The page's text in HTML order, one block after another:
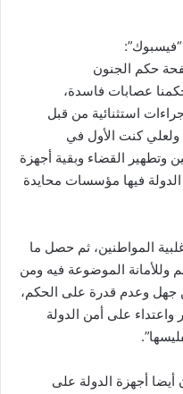
حكم الجنون
تحكمنا عصابات فاسدة،
استثنائية من قبل
ولعلي كنت الأول في
وتطهير القضاء وبقية أجهزة
فيها مؤسسات محايدة
المواطنين، ثم حصل ما
وللأمانة الموضوعة فيه ومن
جهل وعدم قدرة على الحكم،
واعتداء على أمن الدولة
أيضا أجهزة الدولة على